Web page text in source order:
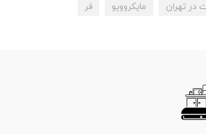
در تهران مایکروویو فر